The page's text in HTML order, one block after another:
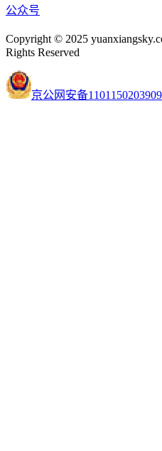
公众号
Copyright © 2025
Rights Reserved
京公网安备